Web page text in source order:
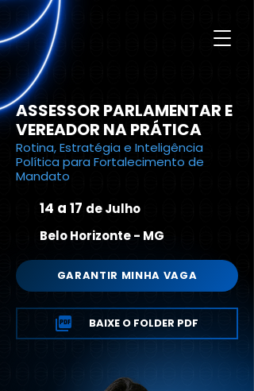
14 a 17 de Julho
Belo Horizonte - MG
ASSESSOR PARLAMENTAR E
VEREADOR NA PRÁTICA
GARANTIR MINHA VAGA
BAIXE O FOLDER PDF
Rotina, Estratégia e Inteligência
Política para Fortalecimento de
Mandato